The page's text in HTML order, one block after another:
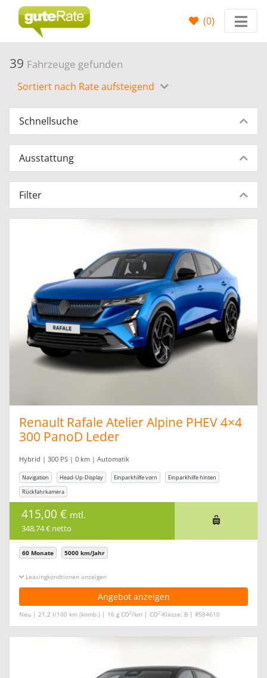
(0)
39 Fahrzeuge gefunden
Sortiert nach Rate aufsteigend
Schnellsuche
Ausstattung
Filter
Renault Rafale Atelier Alpine PHEV 4×4
300 PanoD Leder
Hybrid | 300 PS | 0 km | Automatik
Navigation Head-Up-Display Einparkhilfe vorn
Einparkhilfe hinten
Rückfahrkamera
415,00 € mtl.
348,74 € netto
60 Monate 5000 km/Jahr
Leasingkonditionen ein-/ausblenden
Angebot anzeigen
Neu | 21,2 l/100 km (komb.) | 16 g CO2/km | CO2-Klasse: B | #584610